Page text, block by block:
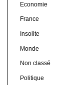
Economie
France
Insolite
Monde
Non classé
Politique